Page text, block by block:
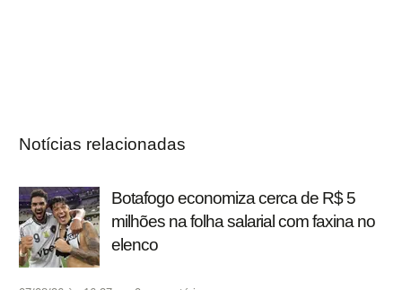
Notícias relacionadas
Botafogo economiza cerca de R$ 5
milhões na folha salarial com faxina no
elenco